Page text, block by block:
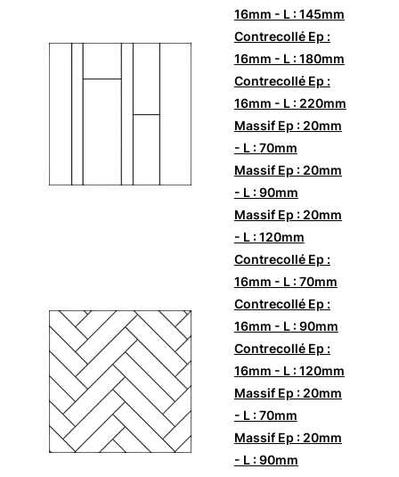
16mm - L : 145mm
Contrecollé Ep :
16mm - L : 180mm
Contrecollé Ep :
16mm - L : 220mm
Massif Ep : 20mm
- L : 70mm
Massif Ep : 20mm
- L : 90mm
Massif Ep : 20mm
- L : 120mm
Contrecollé Ep :
16mm - L : 70mm
Contrecollé Ep :
16mm - L : 90mm
Contrecollé Ep :
16mm - L : 120mm
Massif Ep : 20mm
- L : 70mm
Massif Ep : 20mm
- L : 90mm